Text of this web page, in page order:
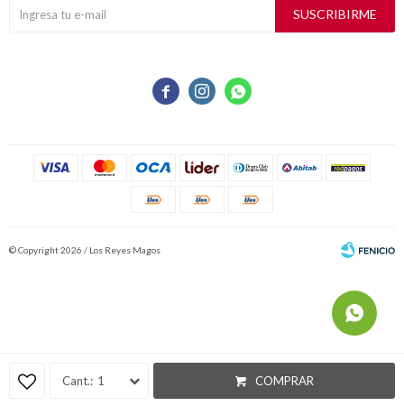
1 COMPRAR
  
SUSCRIBIRME
© Copyright 2026 / Los Reyes Magos